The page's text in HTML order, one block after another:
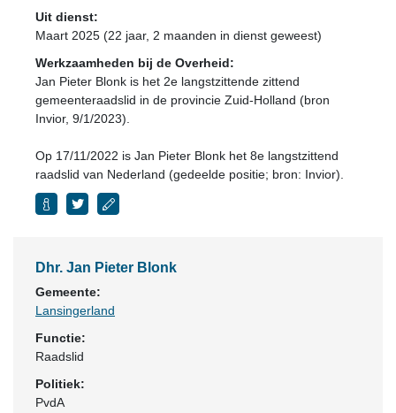
Uit dienst:
Maart 2025 (22 jaar, 2 maanden in dienst geweest)
Werkzaamheden bij de Overheid:
Jan Pieter Blonk is het 2e langstzittende zittend
gemeenteraadslid in de provincie Zuid-Holland (bron
Invior, 9/1/2023).
Op 17/11/2022 is Jan Pieter Blonk het 8e langstzittend
raadslid van Nederland (gedeelde positie; bron: Invior).
Dhr. Jan Pieter Blonk
Gemeente:
Lansingerland
Functie:
Raadslid
Politiek:
PvdA